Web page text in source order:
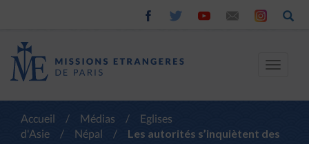
Toggle
Accueil / Médias /
Eglises
d'Asie
/ Népal /
Les autorités s’inquiètent des